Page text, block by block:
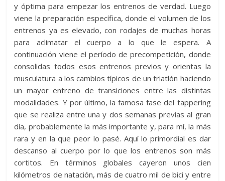
y óptima para empezar los entrenos de verdad. Luego
viene la preparación específica, donde el volumen de los
entrenos ya es elevado, con rodajes de muchas horas
para aclimatar el cuerpo a lo que le espera. A
continuación viene el período de precompetición, donde
consolidas todos esos entrenos previos y orientas la
musculatura a los cambios típicos de un triatlón haciendo
un mayor entreno de transiciones entre las distintas
modalidades. Y por último, la famosa fase del tappering
que se realiza entre una y dos semanas previas al gran
día, probablemente la más importante y, para mí, la más
rara y en la que peor lo pasé. Aquí lo primordial es dar
descanso al cuerpo por lo que los entrenos son más
cortitos. En términos globales cayeron unos cien
kilómetros de natación, más de cuatro mil de bici y entre